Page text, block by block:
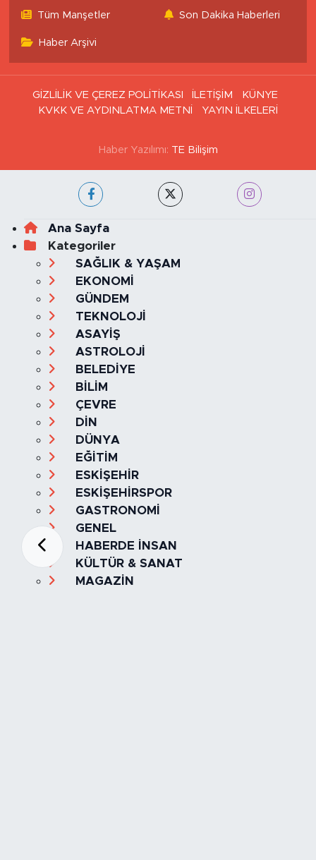
Tüm Manşetler Son Dakika Haberleri
Haber Arşivi
GİZLİLİK VE ÇEREZ POLİTİKASI İLETİŞİM
KÜNYE
KVKK VE AYDINLATMA METNİ
YAYIN İLKELERİ
Haber Yazılımı: TE Bilişim
Ana Sayfa
Kategoriler
SAĞLIK & YAŞAM
EKONOMİ
GÜNDEM
TEKNOLOJİ
ASAYİŞ
ASTROLOJİ
BELEDİYE
BİLİM
ÇEVRE
DİN
DÜNYA
EĞİTİM
ESKİŞEHİR
ESKİŞEHİRSPOR
GASTRONOMİ
GENEL
HABERDE İNSAN
KÜLTÜR & SANAT
MAGAZİN